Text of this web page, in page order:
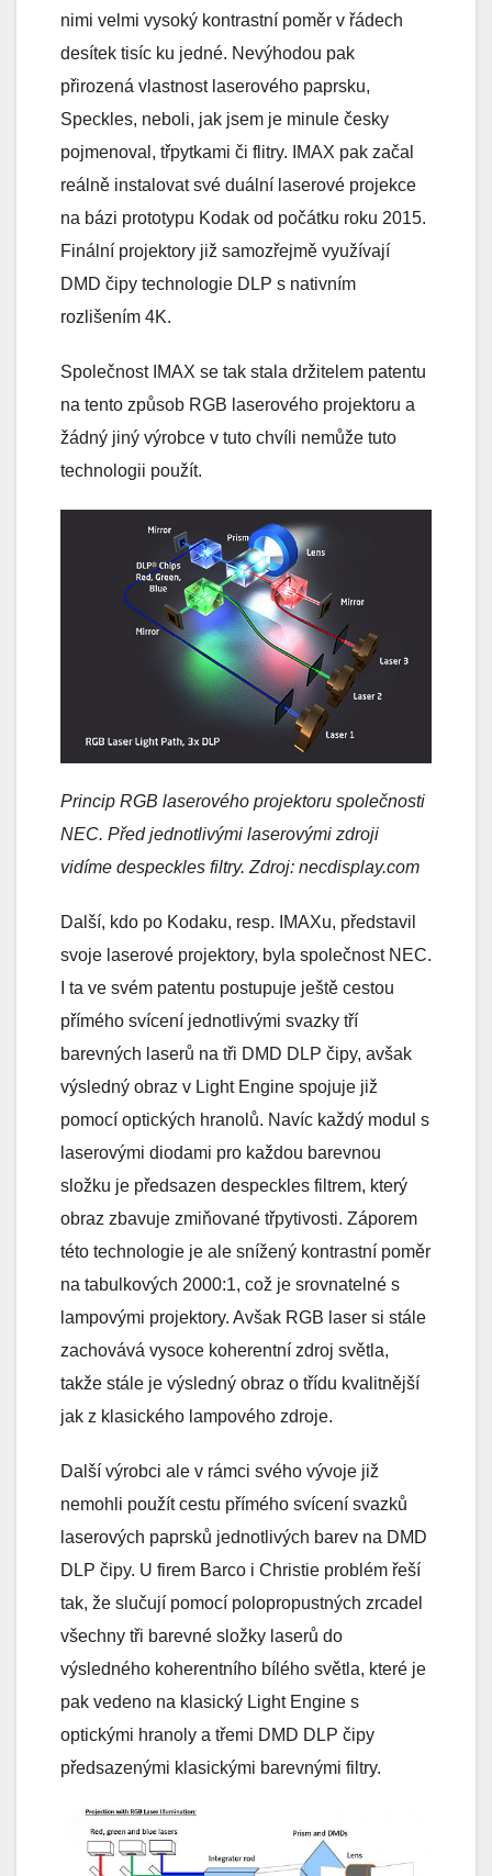
nimi velmi vysoký kontrastní poměr v řádech
desítek tisíc ku jedné. Nevýhodou pak
přirozená vlastnost laserového paprsku,
Speckles, neboli, jak jsem je minule česky
pojmenoval, třpytkami či flitry. IMAX pak začal
reálně instalovat své duální laserové projekce
na bázi prototypu Kodak od počátku roku 2015.
Finální projektory již samozřejmě využívají
DMD čipy technologie DLP s nativním
rozlišením 4K.
Společnost IMAX se tak stala držitelem patentu
na tento způsob RGB laserového projektoru a
žádný jiný výrobce v tuto chvíli nemůže tuto
technologii použít.
Princip RGB laserového projektoru společnosti
NEC. Před jednotlivými laserovými zdroji
vidíme despeckles filtry. Zdroj: necdisplay.com
Další, kdo po Kodaku, resp. IMAXu, představil
svoje laserové projektory, byla společnost NEC.
I ta ve svém patentu postupuje ještě cestou
přímého svícení jednotlivými svazky tří
barevných laserů na tři DMD DLP čipy, avšak
výsledný obraz v Light Engine spojuje již
pomocí optických hranolů. Navíc každý modul s
laserovými diodami pro každou barevnou
složku je předsazen despeckles filtrem, který
obraz zbavuje zmiňované třpytivosti. Záporem
této technologie je ale snížený kontrastní poměr
na tabulkových 2000:1, což je srovnatelné s
lampovými projektory. Avšak RGB laser si stále
zachovává vysoce koherentní zdroj světla,
takže stále je výsledný obraz o třídu kvalitnější
jak z klasického lampového zdroje.
Další výrobci ale v rámci svého vývoje již
nemohli použít cestu přímého svícení svazků
laserových paprsků jednotlivých barev na DMD
DLP čipy. U firem Barco i Christie problém řeší
tak, že slučují pomocí polopropustných zrcadel
všechny tři barevné složky laserů do
výsledného koherentního bílého světla, které je
pak vedeno na klasický Light Engine s
optickými hranoly a třemi DMD DLP čipy
předsazenými klasickými barevnými filtry.